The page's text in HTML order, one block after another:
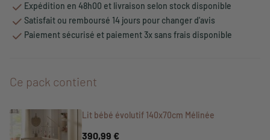
Expédition en 48h00 et livraison selon stock disponible
Satisfait ou remboursé 14 jours pour changer d'avis
Paiement sécurisé et paiement 3x sans frais disponible
Ce pack contient
Lit bébé évolutif 140x70cm Mélinée
390,99 €